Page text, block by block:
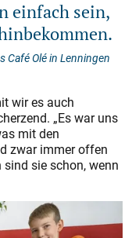
einfach sein,
Café Olé in Lenningen
wir es auch
„Es war uns
mit den
zwar immer offen
sie schon, wenn